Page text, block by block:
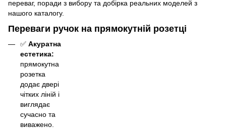
переваг, поради з вибору та добірка реальних моделей з
нашого каталогу.
Переваги ручок на прямокутній розетці
✅ Акуратна
естетика:
прямокутна
розетка
додає двері
чітких ліній і
виглядає
сучасно та
виважено.